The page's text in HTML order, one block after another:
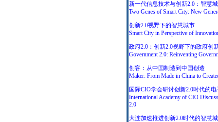
新一代信息技术与创新2.0：智慧
Two Genes of Smart City: New
创新2.0视野下的智慧城市
Smart City in Perspective of
政府2.0：创新2.0视野下的政府创
Government 2.0: Reinventing
创客：从中国制造到中国创造
Maker: From Made in China to
国际CIO学会研讨创新2.0时代的
International Academy of CIO
2.0
大连加速推进创新2.0时代的智慧